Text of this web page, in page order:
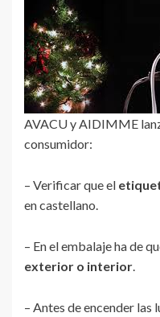
AVACU y AIDIMME
consumidor:
– Verificar que el
en castellano.
– En el embalaje ha de
exterior o interior.
– Antes de encender las